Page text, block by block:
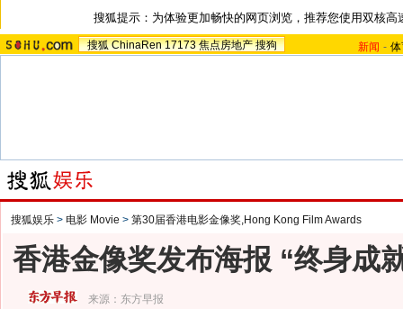
搜狐提示：为体验更加畅快的网页浏览，推荐您使用双核高
搜狐 ChinaRen 17173 焦点房地产 搜狗 新闻 -
搜狐娱乐 > 电影 Movie > 第30届香港电影金像奖,Hong Kong Film Awards
香港金像奖发布海报 “终身成
来源： 东方早报